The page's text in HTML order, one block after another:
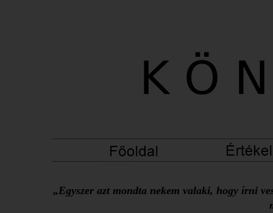
„Egyszer azt mondta nekem valaki, hogy írni